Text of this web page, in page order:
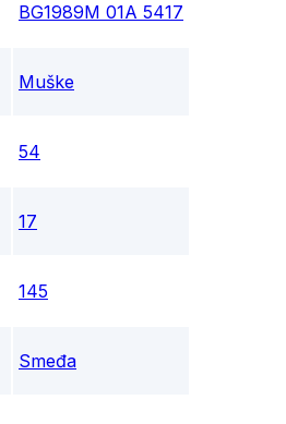
BG1989M 01A 5417
Muške
54
17
145
Smeđa